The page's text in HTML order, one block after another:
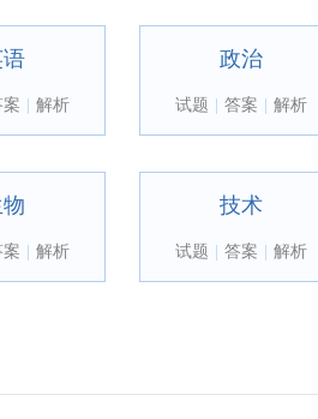
案 解析
政治
试题 答案 解析
案 解析
技术
试题 答案 解析